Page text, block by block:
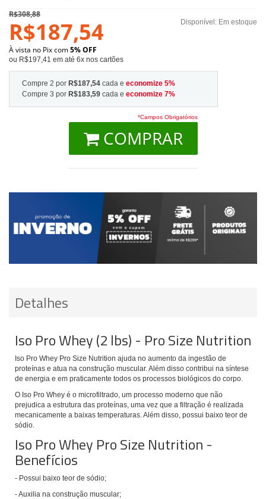
Disponível: Em estoque
R$308,88
R$187,54
À vista no Pix com5% OFF
ou R$197,41 em até 6x nos cartões
Compre 2 por R$187,54 cada e economize 5%
Compre 3 por R$183,59 cada e economize 7%
*Campos Obrigatórios
COMPRAR
Detalhes
Iso Pro Whey (2 lbs) - Pro Size Nutrition
Iso Pro Whey Pro Size Nutrition ajuda no aumento da ingestão de
proteínas e atua na construção muscular. Além disso contribui na síntese
de energia e em praticamente todos os processos biológicos do corpo.
O Iso Pro Whey é o microfiltrado, um processo moderno que não
prejudica a estrutura das proteínas, uma vez que a filtração é realizada
mecanicamente a baixas temperaturas. Além disso, possui baixo teor de
sódio.
Iso Pro Whey Pro Size Nutrition -
Benefícios
- Possui baixo teor de sódio;
- Auxilia na construção muscular;